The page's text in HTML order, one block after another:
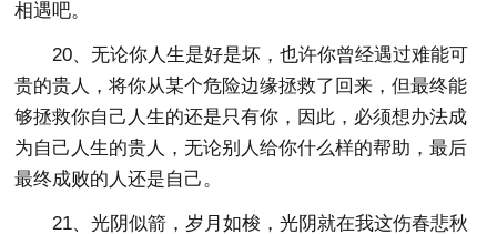
相遇吧。
20、无论你人生是好是坏，也许你曾经遇过难能可
贵的贵人，将你从某个危险边缘拯救了回来，但最终能
够拯救你自己人生的还是只有你，因此，必须想办法成
为自己人生的贵人，无论别人给你什么样的帮助，最后
最终成败的人还是自己。
21、光阴似箭，岁月如梭，光阴就在我这伤春悲秋